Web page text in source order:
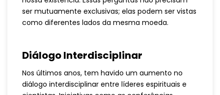
ser mutuamente exclusivas; elas podem ser vistas
como diferentes lados da mesma moeda.
Diálogo Interdisciplinar
Nos últimos anos, tem havido um aumento no
diálogo interdisciplinar entre líderes espirituais e